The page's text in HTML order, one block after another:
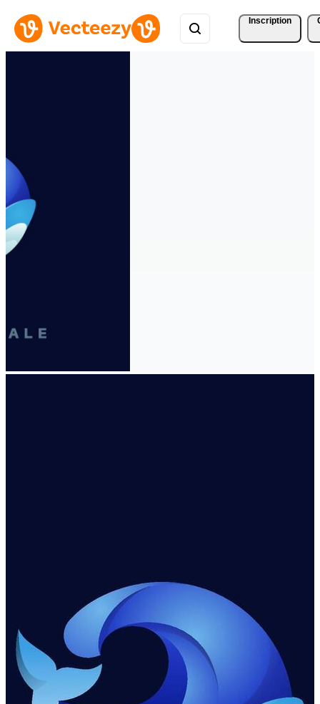
Inscription